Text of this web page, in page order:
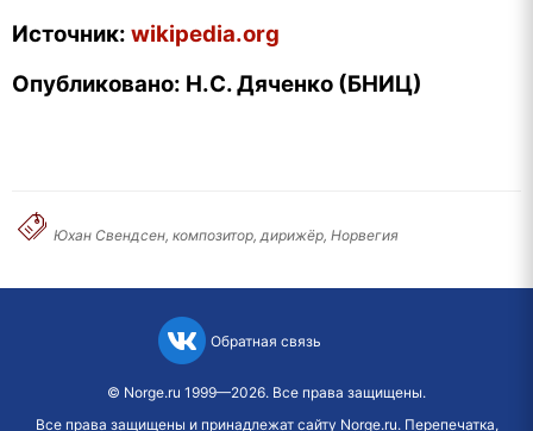
Источник: wikipedia.org
Опубликовано: Н.С. Дяченко (БНИЦ)
Юхан Свендсен, композитор, дирижёр, Норвегия
Обратная связь
© Norge.ru 1999—2026. Все права защищены.
Все права защищены и принадлежат сайту Norge.ru. Перепечатка,